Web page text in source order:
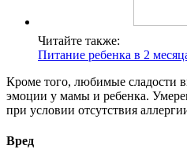
Читайте также:
Питание ребенка в 2
Кроме того, любимые сладости
эмоции у мамы и ребенка.
при условии отсутствия
Вред